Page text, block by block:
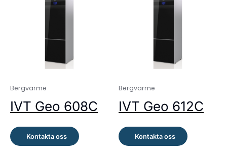
Bergvärme
IVT Geo 608C
Kontakta oss
Bergvärme
IVT Geo 612C
Kontakta oss